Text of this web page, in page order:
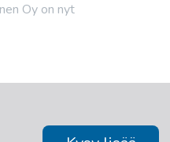
Oy on nyt